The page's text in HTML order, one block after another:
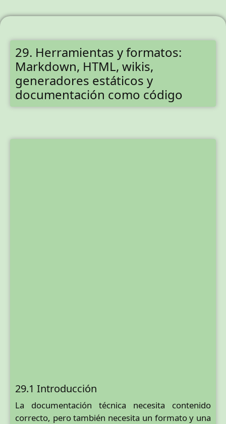
29. Herramientas y formatos:
Markdown, HTML, wikis,
generadores estáticos y
documentación como código
29.1 Introducción
La documentación técnica necesita contenido
correcto, pero también necesita un formato y una